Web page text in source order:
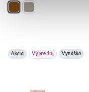
Akcia Výpredaj Vynáška